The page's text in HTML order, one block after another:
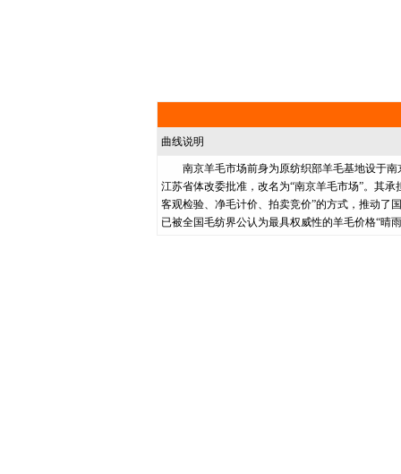
曲线说明
南京羊毛市场前身为原纺织部羊毛基地设于南
江苏省体改委批准，改名为“南京羊毛市场”。其
客观检验、净毛计价、拍卖竞价”的方式，推动了
已被全国毛纺界公认为最具权威性的羊毛价格“晴